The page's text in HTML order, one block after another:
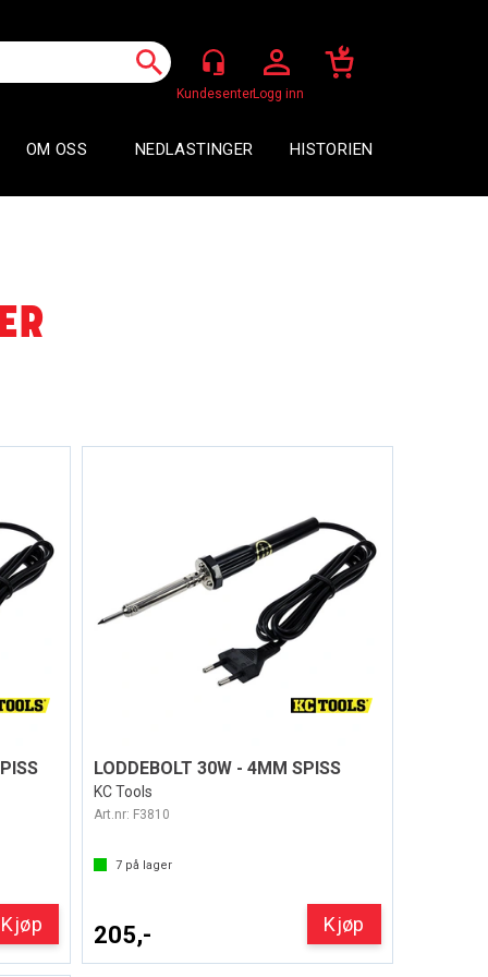
Logg inn
OM OSS NEDLASTINGER HISTORIEN
Kjøp
LODDEBOLT 30W - 4MM SPISS
KC Tools
Art.nr: F3810
7 på lager
205,- Kjøp